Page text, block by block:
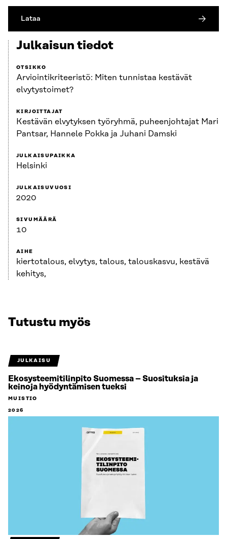
Lataa
Julkaisun tiedot
OTSIKKO
Arviointikriteeristö: Miten tunnistaa kestävät
elvytystoimet?
KIRJOITTAJAT
Kestävän elvytyksen työryhmä, puheenjohtajat Mari
Pantsar, Hannele Pokka ja Juhani Damski
JULKAISUPAIKKA
Helsinki
JULKAISUVUOSI
2020
SIVUMÄÄRÄ
10
AIHE
kiertotalous, elvytys, talous, talouskasvu, kestävä
kehitys,
Tutustu myös
JULKAISU
Ekosysteemitilinpito Suomessa – Suosituksia ja
keinoja hyödyntämisen tueksi
MUISTIO
2026